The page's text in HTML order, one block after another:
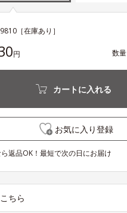
9810 ［在庫あり］
円 数量
カートに入れる
お気に入り登録
返品OK！最短で次の日にお届け
ちら